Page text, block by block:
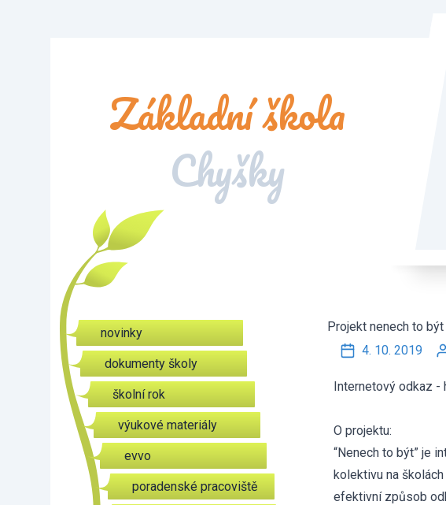
Základní škola
Chyšky
novinky
dokumenty školy
školní rok
výukové materiály
evvo
poradenské pracoviště
Projekt nenech to
4. 10. 2019
Internetový odkaz -
O projektu:
“Nenech to být” je
kolektivu na
efektivní způsob